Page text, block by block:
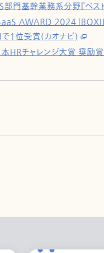
部門基幹業務系分野『ベス
AWARD 2024」BOXIL
で1位受賞(カオナビ)
HRチャレンジ大賞 奨励